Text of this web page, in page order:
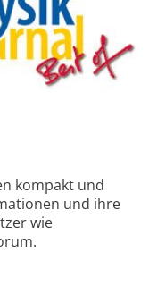
kompakt und
und ihre
wie